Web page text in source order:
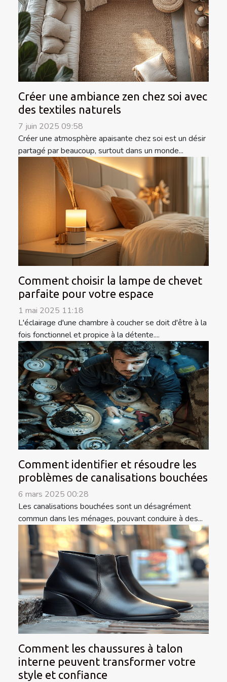
Créer une ambiance zen chez soi avec
des textiles naturels
7 juin 2025 09:58
Créer une atmosphère apaisante chez soi est un désir
partagé par beaucoup, surtout dans un monde...
Comment choisir la lampe de chevet
parfaite pour votre espace
1 mai 2025 11:18
L'éclairage d'une chambre à coucher se doit d'être à la
fois fonctionnel et propice à la détente....
Comment identifier et résoudre les
problèmes de canalisations bouchées
6 mars 2025 00:28
Les canalisations bouchées sont un désagrément
commun dans les ménages, pouvant conduire à des...
Comment les chaussures à talon
interne peuvent transformer votre
style et confiance